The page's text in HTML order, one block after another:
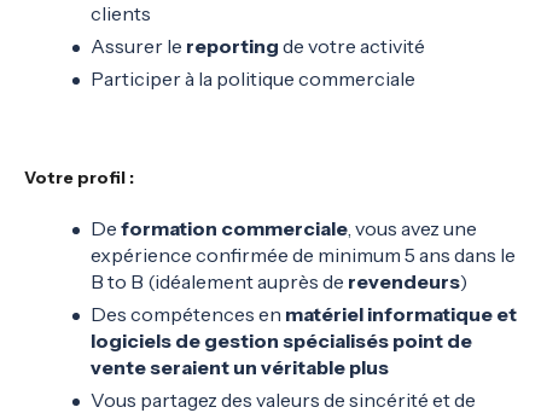
clients
Assurer le reporting de votre activité
Participer à la politique commerciale
Votre profil :
De formation commerciale, vous avez une
expérience confirmée de minimum 5 ans dans le
B to B (idéalement auprès de revendeurs)
Des compétences en matériel informatique et
logiciels de gestion spécialisés point de
vente seraient un véritable plus
Vous partagez des valeurs de sincérité et de